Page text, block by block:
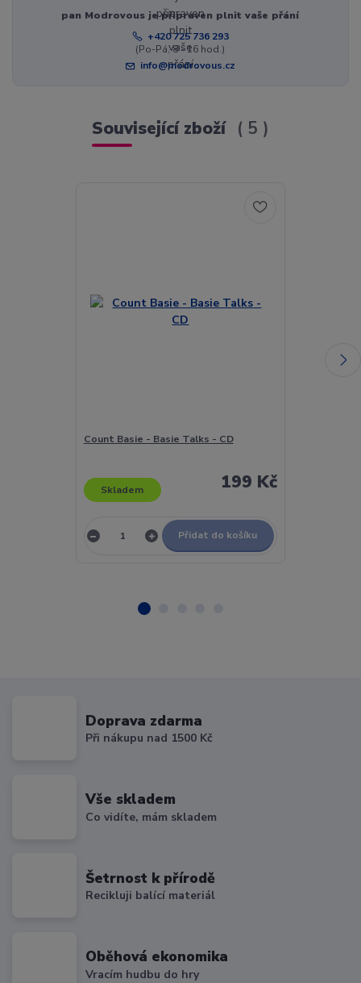
pan Modrovous je připraven plnit vaše přání
+420 725 736 293
(Po-Pá, 8 - 16 hod.)
info@modrovous.cz
Související zboží 5
Count Basie - Basie Talks - CD
199 Kč
Skladem
Přidat do košíku
Doprava zdarma
Při nákupu nad 1500 Kč
Vše skladem
Co vidíte, mám skladem
Šetrnost k přírodě
Recikluji balící materiál
Oběhová ekonomika
Vracím hudbu do hry